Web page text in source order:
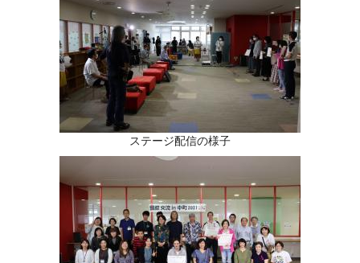
ステージ配信の様子